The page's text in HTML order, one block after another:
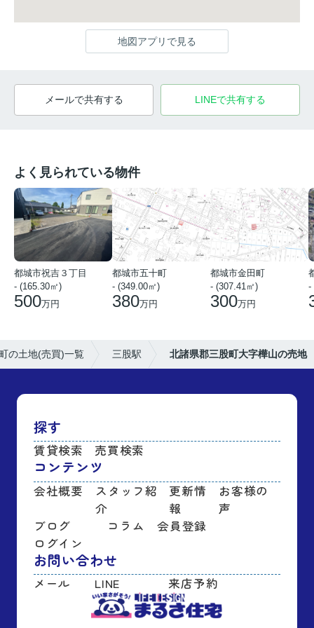
地図アプリで見る
メールで共有する LINEで共有する
よく見られている物件
都城市祝吉３丁目
- (165.30㎡)
500万円
都城市五十町
- (349.00㎡)
380万円
都城市金田町
- (307.41㎡)
300万円
-
の土地(売買)一覧 三股駅 北諸県郡三股町大字樺山の売地
探す
賃貸検索 売買検索
コンテンツ
会社概要
スタッフ紹
介
更新情
報
お客様の
声
ブログ
コラム
会員登録
ログイン
お問い合わせ
メール LINE 来店予約